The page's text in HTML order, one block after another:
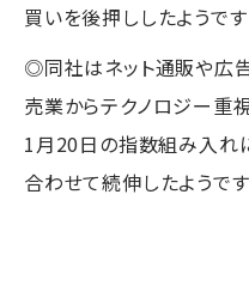
買いを後押ししたようです
◎同社はネット通販や広
売業からテクノロジー重
1月20日の指数組み入れ
合わせて続伸したようです